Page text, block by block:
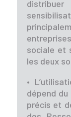
sociale et
les deux
•
dépend du
précis et